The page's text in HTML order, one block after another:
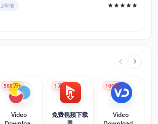
2年前
Video
500万+
免费视频下载
1 万+
Video
100万+